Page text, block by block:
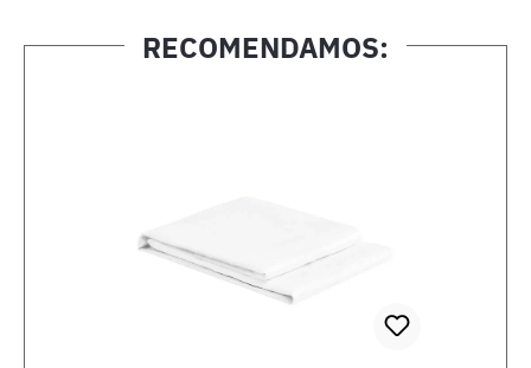
RECOMENDAMOS: